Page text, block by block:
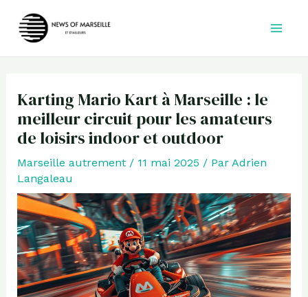
Karting Mario Kart à Marseille : le
meilleur circuit pour les amateurs
de loisirs indoor et outdoor
Marseille autrement/ 11 mai 2025 / Par Adrien
Langaleau